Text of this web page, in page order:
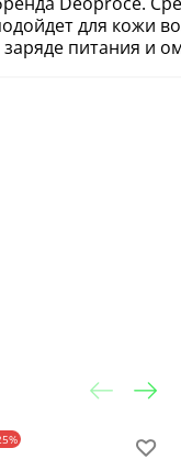
для кожи
питания и